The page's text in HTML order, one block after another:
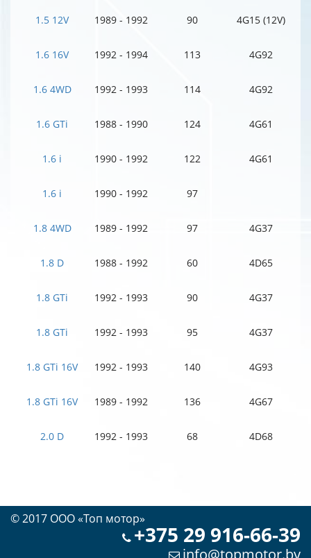
1.5 12V 1989 - 1992 90 4G15 (12V)
1.6 16V 1992 - 1994 113 4G92
1.6 4WD 1992 - 1993 114 4G92
1.6 GTi 1988 - 1990 124 4G61
1.6 i 1990 - 1992 122 4G61
1.6 i 1990 - 1992 97
1.8 4WD 1989 - 1992 97 4G37
1.8 D 1988 - 1992 60 4D65
1.8 GTi 1992 - 1993 90 4G37
1.8 GTi 1992 - 1993 95 4G37
1.8 GTi 16V 1992 - 1993 140 4G93
1.8 GTi 16V 1989 - 1992 136 4G67
2.0 D 1992 - 1993 68 4D68
© 2017 OOO «Топ мотор»
+375 29 916-66-39
info@topmotor.by